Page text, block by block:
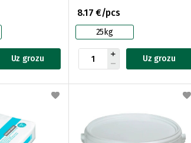
Uz grozu
8.17 €/pcs
25kg
Uz grozu